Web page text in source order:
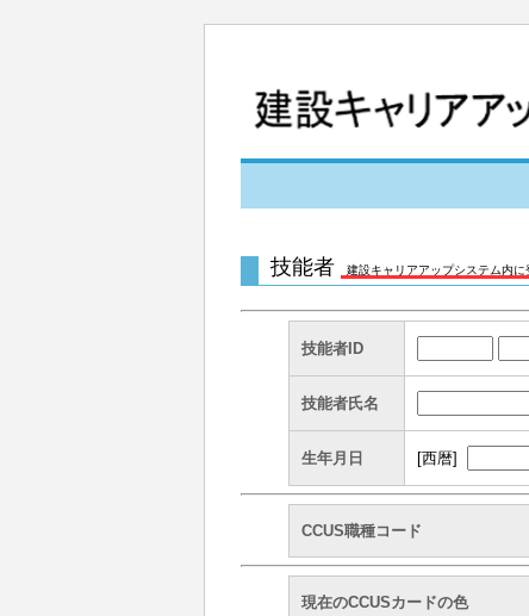
技能者 建設キャリアアップシステム内に
技能者ID
技能者氏名
生年月日 [西暦]
CCUS職種コード
現在のCCUSカードの色